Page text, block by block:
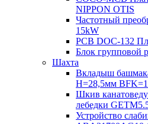
NIPPON OTIS
Частотный
15kW
PCB DOC-132
Блок групповой
Шахта
Вкладыш
H=28,5мм
Шкив
лебедки
Устройство